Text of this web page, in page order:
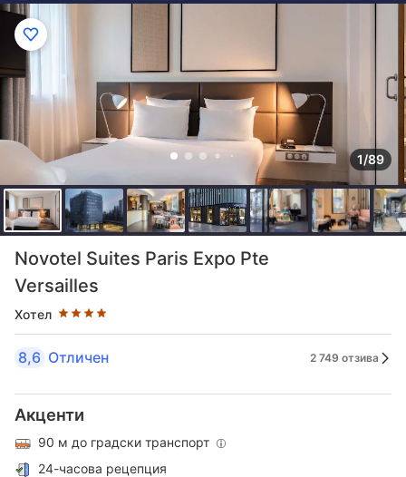
1/89
Novotel Suites Paris Expo Pte
Versailles
Хотел
Оценка в звезди: 4 звезди
8,6 Отличен 2 749 отзива
Акценти
90 м до градски транспорт
24-часова рецепция